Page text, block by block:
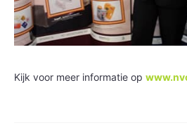
Kijk voor meer informatie op